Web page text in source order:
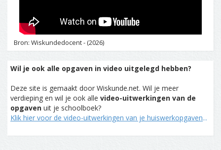
Bron: Wiskundedocent - (2026)
Wil je ook alle opgaven in video uitgelegd hebben?
Deze site is gemaakt door Wiskunde.net. Wil je meer
verdieping en wil je ook alle video-uitwerkingen van de
opgaven uit je schoolboek?
Klik hier voor de video-uitwerkingen van je huiswerkopgaven...